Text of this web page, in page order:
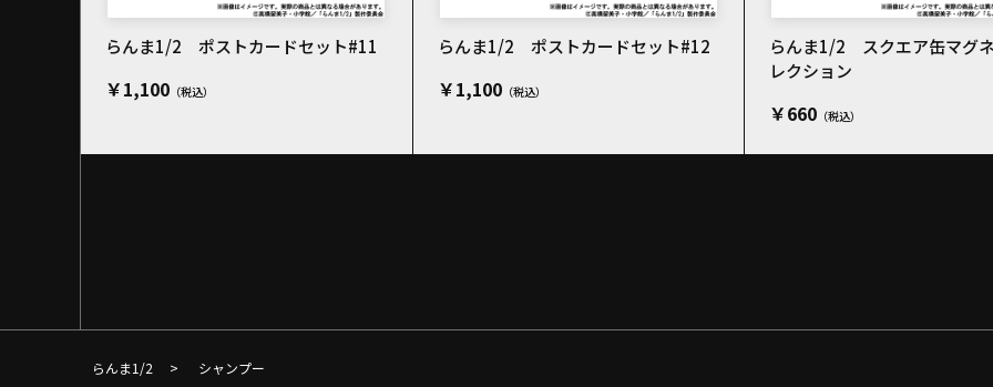
らんま1/2 ポストカードセット#11
￥1,100
らんま1/2 ポストカードセット#12
￥1,100
らんま1/2 スクエア缶マグ
レクション
￥660
らんま1/2 > シャンプー